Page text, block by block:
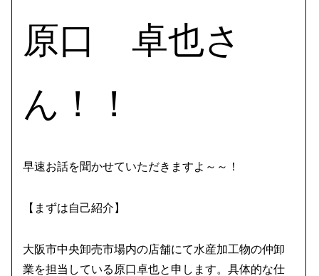
原口 卓也さ
ん！！
早速お話を聞かせていただきますよ～～！
【まずは自己紹介】
大阪市中央卸売市場内の店舗にて水産加工物の仲卸
業を担当している原口卓也と申します。具体的な仕